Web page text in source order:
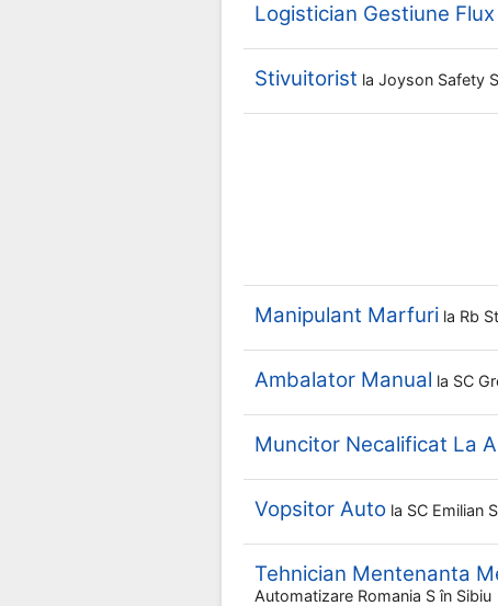
Logistician Gestiune Flux
Stivuitorist la Joyson Safety
Manipulant Marfuri la Rb
Ambalator Manual la SC
Muncitor Necalificat La
Vopsitor Auto la SC Emilian
Tehnician Mentenanta
Automatizare Romania S în Sibiu